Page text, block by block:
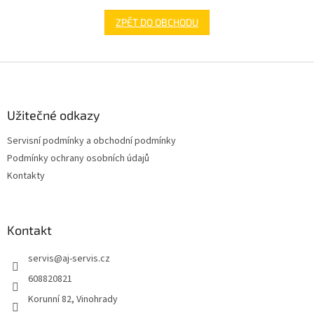
ZPĚT DO OBCHODU
Užitečné odkazy
Servisní podmínky a obchodní podmínky
Podmínky ochrany osobních údajů
Kontakty
Kontakt
servis@aj-servis.cz
608820821
Korunní 82, Vinohrady